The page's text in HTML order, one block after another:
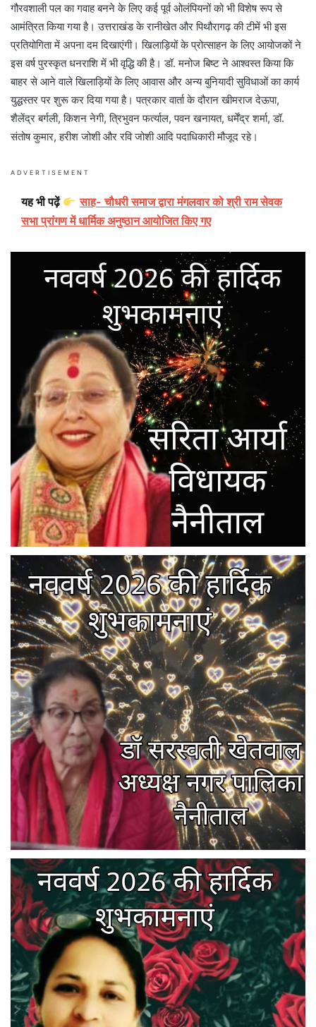
गौरवशाली पल का गवाह बनने के लिए कई पूर्व ओलंपियनों को भी विशेष रूप से
आमंत्रित किया गया है। उत्तराखंड के रानीखेत और पिथौरागढ़ की टीमें भी इस
प्रतियोगिता में अपना दम दिखाएंगी। खिलाड़ियों के प्रोत्साहन के लिए आयोजकों ने
इस वर्ष पुरस्कृत धनराशि में भी वृद्धि की है। डॉ. मनोज बिष्ट ने आश्वस्त किया कि
बाहर से आने वाले खिलाड़ियों के लिए आवास और अन्य बुनियादी सुविधाओं का कार्य
युद्धस्तर पर शुरू कर दिया गया है। पत्रकार वार्ता के दौरान खीमराज देऊपा,
शैलेंद्र बर्गली, किशन नेगी, त्रिभुवन फर्त्याल, पवन खनायत, धर्मेंद्र शर्मा, डॉ.
संतोष कुमार, हरीश जोशी और रवि जोशी आदि पदाधिकारी मौजूद रहे।
ADVERTISEMENT
यह भी पढ़ें
साह- चौधरी समाज द्वारा मंगलवार को श्री राम सेवक
सभा प्रांगण में धार्मिक अनुष्ठान आयोजित किए गए